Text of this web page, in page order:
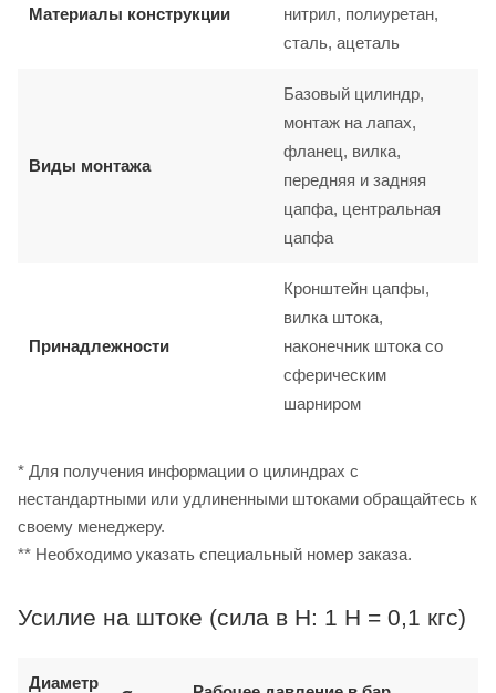
Материалы конструкции
нитрил, полиуретан,
сталь, ацеталь
Виды монтажа
Базовый цилиндр,
монтаж на лапах,
фланец, вилка,
передняя и задняя
цапфа, центральная
цапфа
Принадлежности
Кронштейн цапфы,
вилка штока,
наконечник штока со
сферическим
шарниром
* Для получения информации о цилиндрах с
нестандартными или удлиненными штоками обращайтесь к
своему менеджеру.
** Необходимо указать специальный номер заказа.
Усилие на штоке (сила в Н: 1 Н = 0,1 кгс)
Диаметр